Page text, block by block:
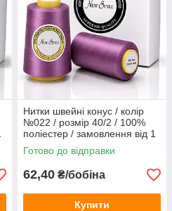
Нитки швейні конус / колір
№022 / розмір 40/2 / 100%
поліестер / замовлення від 1
бобіни
Готово до відправки
62,40 ₴/бобіна
Купити